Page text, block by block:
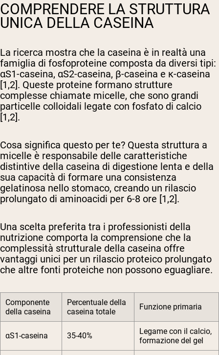
COMPRENDERE LA STRUTTURA
UNICA DELLA CASEINA
La ricerca mostra che la caseina è in realtà una
famiglia di fosfoproteine composta da diversi tipi:
αS1-caseina, αS2-caseina, β-caseina e κ-caseina
[1,2]. Queste proteine formano strutture
complesse chiamate micelle, che sono grandi
particelle colloidali legate con fosfato di calcio
[1,2].
Cosa significa questo per te? Questa struttura a
micelle è responsabile delle caratteristiche
distintive della caseina di digestione lenta e della
sua capacità di formare una consistenza
gelatinosa nello stomaco, creando un rilascio
prolungato di aminoacidi per 6-8 ore [1,2].
Una scelta preferita tra i professionisti della
nutrizione comporta la comprensione che la
complessità strutturale della caseina offre
vantaggi unici per un rilascio proteico prolungato
che altre fonti proteiche non possono eguagliare.
Componente
della caseina
Percentuale della
caseina totale
Funzione primaria
αS1-caseina 35-40%
Legame con il calcio,
formazione del gel